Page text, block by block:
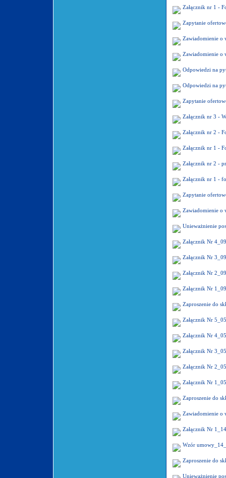
Załącznik nr 1 -
Zapytanie
Zawiadomienie o
Zawiadomienie o
Odpowiedzi na
Odpowiedzi na
Zapytanie
Załącznik nr 3 -
Załącznik nr 2 -
Załącznik nr 1 -
Załącznik nr 2 -
Załącznik nr 1 -
Zapytanie
Zawiadomienie o
Unieważnienie
Załącznik Nr
Załącznik Nr
Załącznik Nr
Załącznik Nr
Zaproszenie do
Załącznik Nr
Załącznik Nr
Załącznik Nr
Załącznik Nr
Załącznik Nr
Zaproszenie do
Zawiadomienie o
Załącznik Nr
Wzór
Zaproszenie do
Unieważnienie